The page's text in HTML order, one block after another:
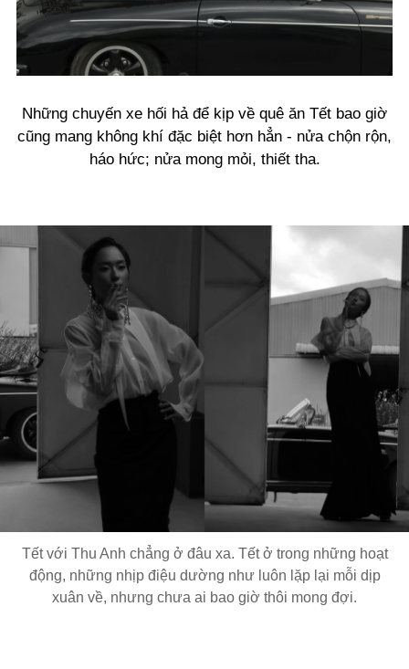
Những chuyến xe hối hả để kịp về quê ăn Tết bao giờ
cũng mang không khí đặc biệt hơn hẳn - nửa chộn rộn,
háo hức; nửa mong mỏi, thiết tha.
Tết với Thu Anh chẳng ở đâu xa. Tết ở trong những hoạt
động, những nhịp điệu dường như luôn lặp lại mỗi dịp
xuân về, nhưng chưa ai bao giờ thôi mong đợi.